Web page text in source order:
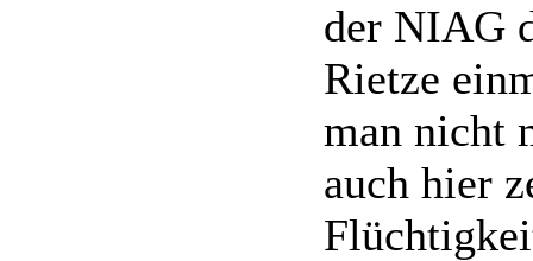
der NIAG
Rietze
man nicht
auch hier